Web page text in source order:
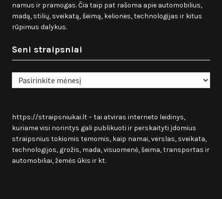
namus ir pramogas. Čia taip pat rašoma apie automobilius,
madą, stilių, sveikatą, šeimą, keliones, technologijas ir kitus
rūpimus dalykus.
Seni straipsniai
Seni
straipsniai
https://straipsniukai.lt– tai atviras interneto leidinys,
kuriame visi norintys gali publikuoti ir perskaityti įdomius
straipsnius tokiomis temomis, kaip namai, verslas, sveikata,
technologijos, grožis, mada, visuomenė, šeima, transportas ir
automobiliai, žemės ūkis ir kt.